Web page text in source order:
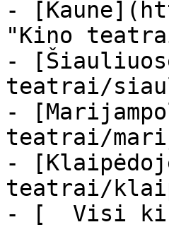
-
"Kino
-
teatrai/
-
teatrai/
-
teatrai/
- [  Visi